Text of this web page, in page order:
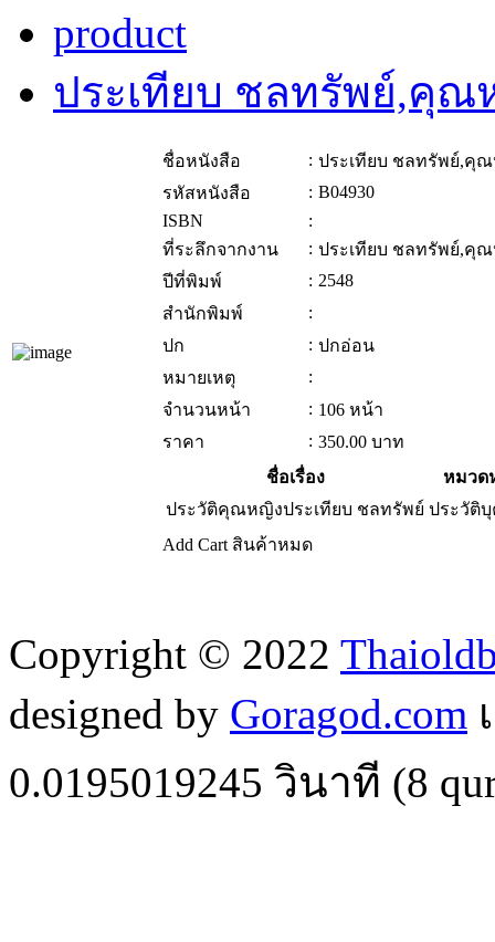
product
ประเทียบ ชลทรัพย์,คุณ
ชื่อหนังสือ : ประเทียบ ชลทรัพย์,คุ
รหัสหนังสือ
: B04930
ISBN
:
ที่ระลึกจากงาน
: ประเทียบ ชลทรัพย์,คุ
ปีที่พิมพ์
: 2548
สำนักพิมพ์
:
ปก
: ปกอ่อน
หมายเหตุ
:
จำนวนหน้า
: 106 หน้า
ราคา
: 350.00 บาท
ชื่อเรื่อง
หมวด
ประวัติคุณหญิงประเทียบ ชลทรัพย์ ประวัติ
Add Cart สินค้าหมด
Copyright © 2022
designed by Goragod.com
0.0195019245 วินาที (8